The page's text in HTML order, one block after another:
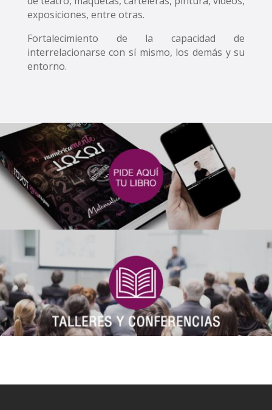
exposiciones, entre otras.
Fortalecimiento de la capacidad de
interrelacionarse con sí mismo, los demás y su
entorno.